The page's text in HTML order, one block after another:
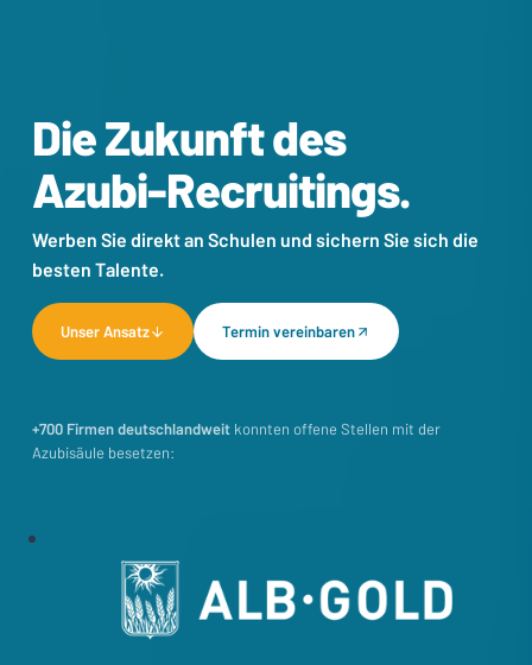
Die Zukunft des
Azubi-Recruitings.
Werben Sie direkt an Schulen und sichern Sie sich die
besten Talente.
Unser Ansatz Termin vereinbaren
+700 Firmen deutschlandweit konnten offene Stellen mit der
Azubisäule besetzen: